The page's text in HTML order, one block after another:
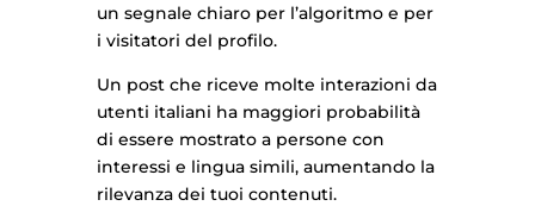
un segnale chiaro per l’algoritmo e per
i visitatori del profilo.
Un post che riceve molte interazioni da
utenti italiani ha maggiori probabilità
di essere mostrato a persone con
interessi e lingua simili, aumentando la
rilevanza dei tuoi contenuti.